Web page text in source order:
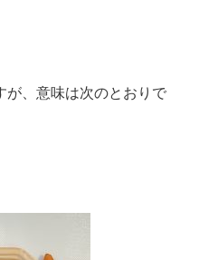
、意味は次のとおりで